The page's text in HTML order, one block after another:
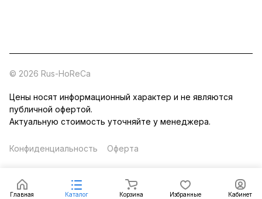
Главная Каталог Корзина Избранные Кабинет
© 2026 Rus-HoReCa
Цены носят информационный характер и не являются
публичной офертой.
Актуальную стоимость уточняйте у менеджера.
Конфиденциальность Оферта